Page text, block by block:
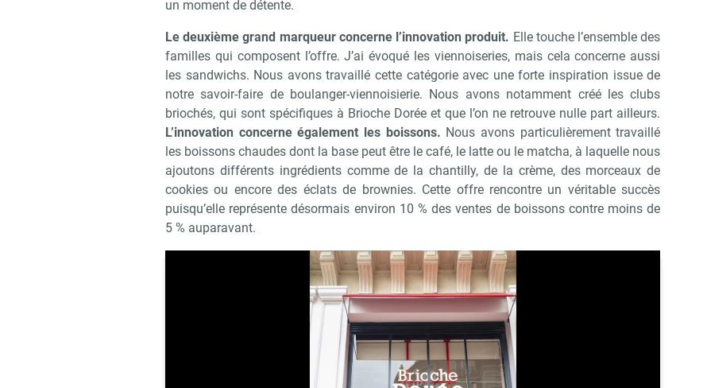
un moment de détente.
Le deuxième grand marqueur concerne l’innovation produit. Elle touche l’ensemble des
familles qui composent l’offre. J’ai évoqué les viennoiseries, mais cela concerne aussi
les sandwichs. Nous avons travaillé cette catégorie avec une forte inspiration issue de
notre savoir-faire de boulanger-viennoisierie. Nous avons notamment créé les clubs
briochés, qui sont spécifiques à Brioche Dorée et que l’on ne retrouve nulle part ailleurs.
L’innovation concerne également les boissons. Nous avons particulièrement travaillé
les boissons chaudes dont la base peut être le café, le latte ou le matcha, à laquelle nous
ajoutons différents ingrédients comme de la chantilly, de la crème, des morceaux de
cookies ou encore des éclats de brownies. Cette offre rencontre un véritable succès
puisqu’elle représente désormais environ 10 % des ventes de boissons contre moins de
5 % auparavant.